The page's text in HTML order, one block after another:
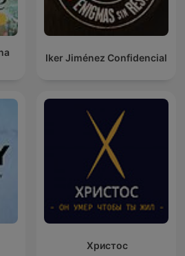
Iker Jiménez Confidencial
Христос